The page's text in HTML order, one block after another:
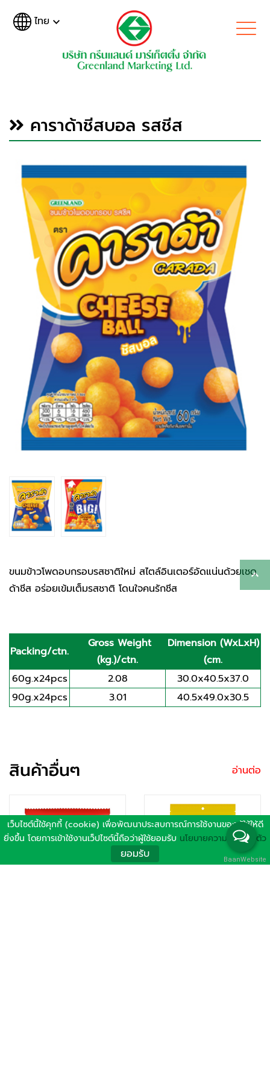
ไทย
คาราด้าชีสบอล รสชีส
ขนมข้าวโพดอบกรอบรสชาติใหม่ สไตล์อินเตอร์อัดแน่นด้วยเชด
ด้าชีส อร่อยเข้มเต็มรสชาติ โดนใจคนรักชีส
Packing/ctn.
Gross Weight
(kg.)/ctn.
Dimension (WxLxH)
(cm.
60g.x24pcs
2.08
30.0x40.5x37.0
90g.x24pcs
3.01 40.5x49.0x30.5
สินค้าอื่นๆ อ่านต่อ
เว็บไซต์นี้ใช้คุกกี้ (cookie) เพื่อพัฒนาประสบการณ์การใช้งานของผู้ใช้ให้ดี
ยิ่งขึ้น โดยการเข้าใช้งานเว็ปไซต์นี้ถือว่าผู้ใช้ยอมรับ นโยบายความเป็นส่วนตัว
ยอมรับ BaanWebsite